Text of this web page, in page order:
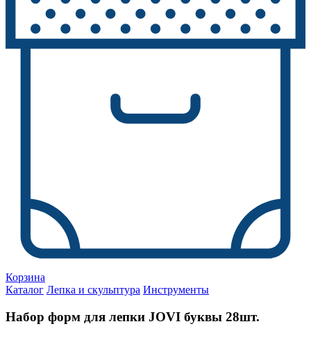
Корзина
Каталог Лепка и скульптура Инструменты
Набор форм для лепки JOVI буквы 28шт.